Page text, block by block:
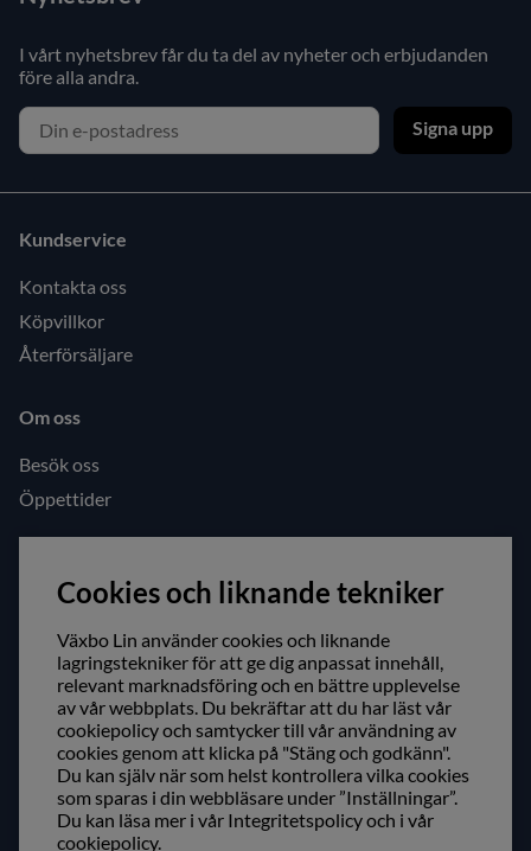
I vårt nyhetsbrev får du ta del av nyheter och erbjudanden
före alla andra.
Signa upp
Kundservice
Kontakta oss
Köpvillkor
Återförsäljare
Om oss
Besök oss
Öppettider
Facebook
Säker shopping!
Cookies och liknande tekniker
Växbo Lin använder cookies och liknande
lagringstekniker för att ge dig anpassat innehåll,
relevant marknadsföring och en bättre upplevelse
av vår webbplats. Du bekräftar att du har läst vår
cookiepolicy och samtycker till vår användning av
cookies genom att klicka på "Stäng och godkänn".
Du kan själv när som helst kontrollera vilka cookies
som sparas i din webbläsare under ”Inställningar”.
Du kan läsa mer i vår Integritetspolicyoch i vår
cookiepolicy.